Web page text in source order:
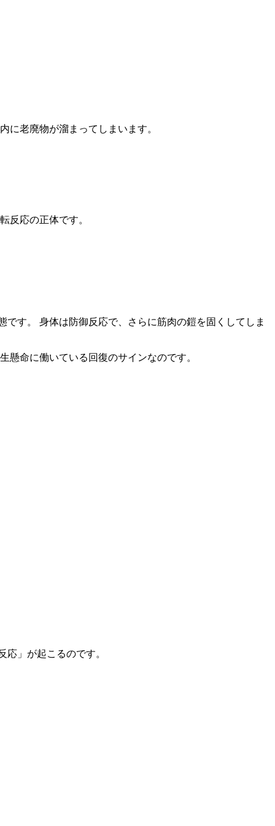
に老廃物が溜まってしまいます。
反応の正体です。
す。 身体は防御反応で、さらに筋肉の鎧を固くしてしま
命に働いている回復のサインなのです。
」が起こるのです。